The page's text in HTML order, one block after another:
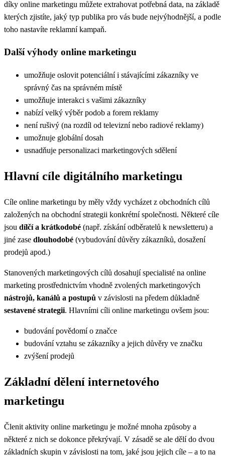
díky online marketingu můžete extrahovat potřebná data, na základě
kterých zjistíte, jaký typ publika pro vás bude nejvýhodnější, a podle
toho nastavíte reklamní kampaň.
Další výhody online marketingu
umožňuje oslovit potenciální i stávajícími zákazníky ve
správný čas na správném místě
umožňuje interakci s vašimi zákazníky
nabízí velký výběr podob a forem reklamy
není rušivý (na rozdíl od televizní nebo radiové reklamy)
umožnuje globální dosah
usnadňuje personalizaci marketingových sdělení
Hlavní cíle digitálního marketingu
Cíle online marketingu by měly vždy vycházet z obchodních cílů
založených na obchodní strategii konkrétní společnosti. Některé cíle
jsou dílčí a krátkodobé (např. získání odběratelů k newsletteru) a
jiné zase dlouhodobé (vybudování důvěry zákazníků, dosažení
prodejů apod.)
Stanovených marketingových cílů dosahují specialisté na online
marketing prostřednictvím vhodně zvolených marketingových
nástrojů, kanálů a postupů v závislosti na předem důkladně
sestavené strategii. Hlavními cíli online marketingu ovšem jsou:
budovánípovědomí o značce
budování vztahu se zákazníky a jejich důvěry ve značku
zvýšení prodejů
Základní dělení internetového
marketingu
Členit aktivity online marketingu je možné mnoha způsoby a
některé z nich se dokonce překrývají. V zásadě se ale dělí do dvou
základních skupin v závislosti na tom, jaké jsou jejich cíle – a to na